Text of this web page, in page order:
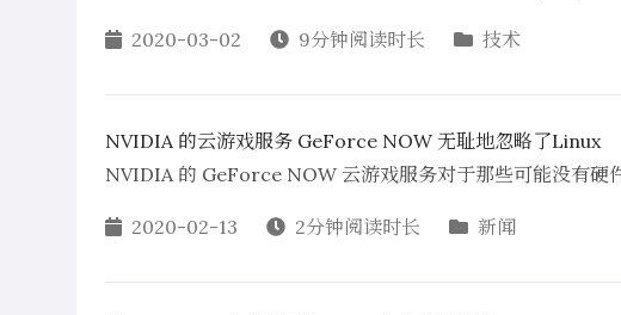
2020-03-02 9分钟阅读时长 技术
NVIDIA 的云游戏服务 GeForce NOW 无耻地忽略了Linux
NVIDIA 的 GeForce NOW 云游戏服务对于那些可能没有
2020-02-13 2分钟阅读时长 新闻